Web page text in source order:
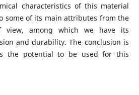
characteristics of this material
some of its main attributes from the
view, among which we have its
and durability. The conclusion is
the potential to be used for this